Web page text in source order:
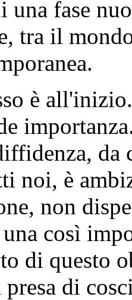
una fase
tra il
è
da
noi, è
non
così
di questo
di